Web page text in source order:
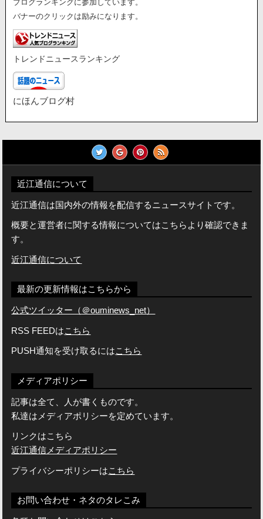
ブログランキングに参加しています。
バナーのクリックは励みになります。
トレンドニュースランキング
にほんブログ村
近江通信について
近江通信は国内外の情報を配信するニュースサイトです。
概要と運営者に関する情報についてはこちらより確認できま
す。
近江通信について
最新の更新情報はこちらから
公式ツイッター（＠ouminews_net）
RSS FEEDはこちら
PUSH通知を受け取るにはこちら
メディアポリシー
記事は全て、人が書くものです。
私達はメディアポリシーを定めています。
リンクはこちら
近江通信メディアポリシー
プライバシーポリシーはこちら
お問い合わせ・ネタのタレこみ